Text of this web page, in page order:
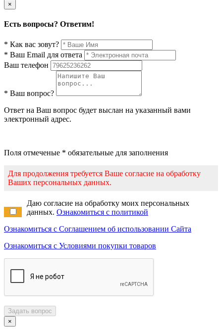
×
Есть вопросы? Ответим!
* Как вас зовут?
* Ваш Email для ответа
Ваш телефон
* Ваш вопрос?
Ответ на Ваш вопрос будет выслан на указанный вами
электронный адрес.
Поля отмеченые * обязательные для заполнения
Для продолжения требуется Ваше согласие на обработку
Ваших персональных данных.
Даю согласие на обработку моих персональных
данных. Ознакомиться с политикой
Ознакомиться с Соглашением об использовании Сайта
Ознакомиться с Условиями покупки товаров
Задать вопрос
×